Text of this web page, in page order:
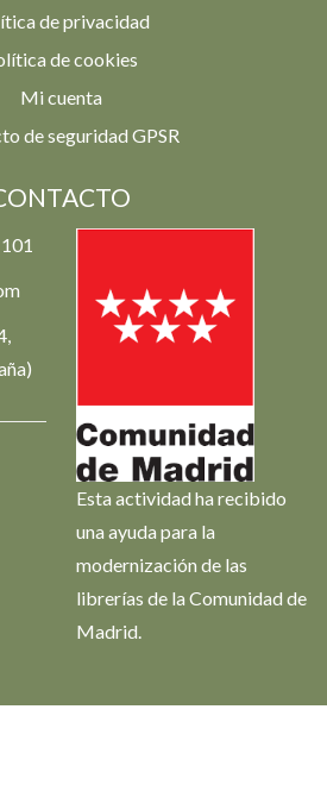
de privacidad
de cookies
Mi cuenta
de seguridad GPSR
Esta actividad ha recibido
una ayuda para la
modernización de las
librerías de la Comunidad de
Madrid.